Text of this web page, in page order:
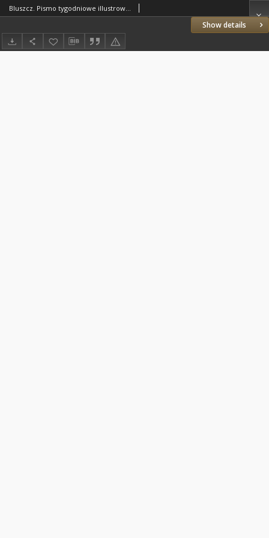
Show details
Bluszcz. Pismo tygodniowe illustrowane dla kobiet. 1889.11.23 (12.05) R.25 nr49